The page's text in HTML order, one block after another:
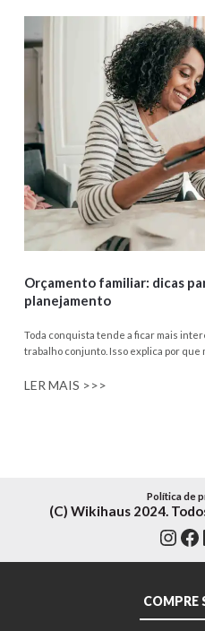
Orçamento familiar: dicas
planejamento
Toda conquista tende a ficar mais
trabalho conjunto. Isso explica por que
LER MAIS >>>
Política de
(C) Wikihaus 2024.
COMPRE